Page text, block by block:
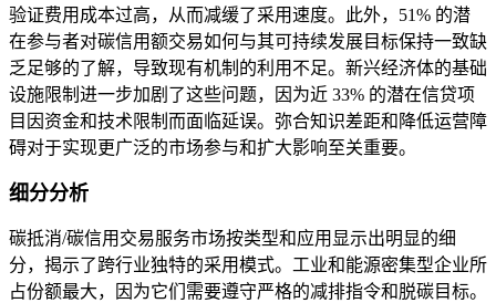
验证费用成本过高，从而减缓了采用速度。此外，51% 的潜
在参与者对碳信用额交易如何与其可持续发展目标保持一致缺
乏足够的了解，导致现有机制的利用不足。新兴经济体的基础
设施限制进一步加剧了这些问题，因为近 33% 的潜在信贷项
目因资金和技术限制而面临延误。弥合知识差距和降低运营障
碍对于实现更广泛的市场参与和扩大影响至关重要。
细分分析
碳抵消/碳信用交易服务市场按类型和应用显示出明显的细
分，揭示了跨行业独特的采用模式。工业和能源密集型企业所
占份额最大，因为它们需要遵守严格的减排指令和脱碳目标。